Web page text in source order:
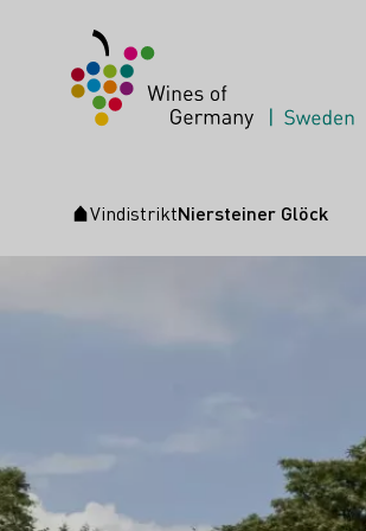
Startsida
VindistriktNiersteiner Glöck